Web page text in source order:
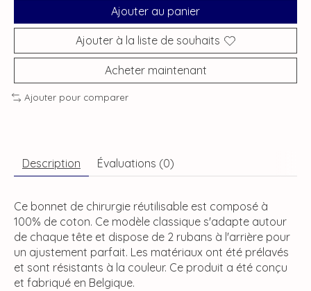
Ajouter au panier
Ajouter à la liste de souhaits
Acheter maintenant
Ajouter pour comparer
Description Évaluations (0)
Ce bonnet de chirurgie réutilisable est composé à
100% de coton. Ce modèle classique s'adapte autour
de chaque tête et dispose de 2 rubans à l'arrière pour
un ajustement parfait. Les matériaux ont été prélavés
et sont résistants à la couleur. Ce produit a été conçu
et fabriqué en Belgique.